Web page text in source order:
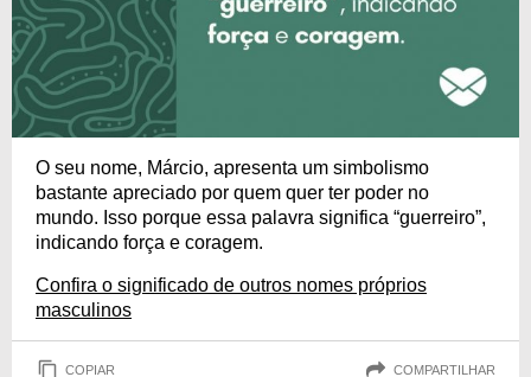
O seu nome, Márcio, apresenta um simbolismo
bastante apreciado por quem quer ter poder no
mundo. Isso porque essa palavra significa “guerreiro”,
indicando força e coragem.
Confira o significado de outros nomes próprios
masculinos
COPIAR COMPARTILHAR